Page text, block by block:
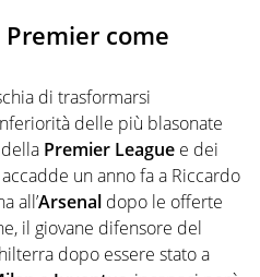
come
di trasformarsi
delle più blasonate
Premier League e dei
un anno fa a Riccardo
all’Arsenal dopo le offerte
il giovane difensore del
dopo essere stato a